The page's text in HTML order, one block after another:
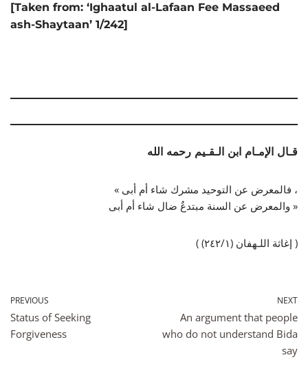
[Taken from: ‘Ighaatul al-Lafaan Fee Massaeed
ash-Shaytaan’ 1/242]
قـال الإمـام ابن الـقـيم رحمه الله
« فالمعرض عن التوحيد مشرك شاء أم أبى ،
والمعرض عن السنة مبتدعٌ ضال شاء أم أبى »
( إغاثة اللـهفان (٢٤٢/١) )
PREVIOUS
Status of Seeking
Forgiveness
NEXT
An argument that people
who do not understand Bida
say